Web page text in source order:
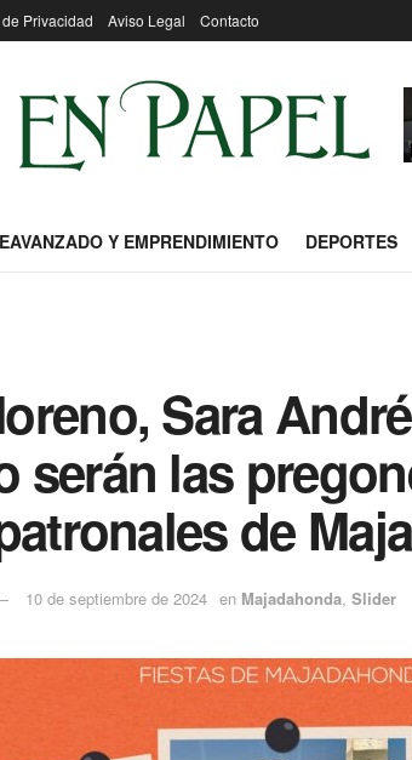
Privacidad Aviso Legal Contacto
Y EMPRENDIMIENTO DEPORTES
Sara
serán las
de
10 de septiembre de 2024 en Majadahonda, Slider